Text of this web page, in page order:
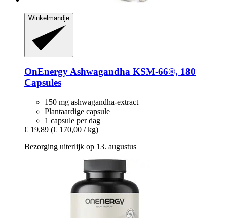
Winkelmandje
OnEnergyAshwagandha KSM-​66®, 180
Capsules
150 mg ashwagandha-extract
Plantaardige capsule
1 capsule per dag
€ 19,89 (€ 170,00 / kg)
Bezorging uiterlijk op 13. augustus